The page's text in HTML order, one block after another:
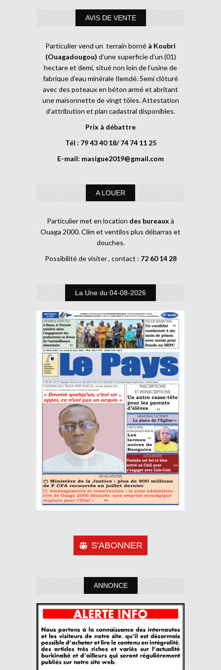
AVIS DE VENTE
Particulier vend un terrain borné à Koubri
(Ouagadougou) d’une superficie d’un (01)
hectare et demi, situé non loin de l’usine de
fabrique d’eau minérale Ilemdé. Semi clôturé
avec des poteaux en béton armé et abritant
une maisonnette de vingt tôles. Attestation
d’attribution et plan cadastral disponibles.
Prix à débattre
Tél : 79 43 40 18/ 74 74 11 25
E-mail: masigue2019@gmail.com
A LOUER
Particulier met en location des bureaux à
Ouaga 2000. Clim et ventilos plus débarras et
douches.
Possibilité de visiter , contact : 72 60 14 28
La Une du 04-08-2026
S'ABONNER
ANNONCE